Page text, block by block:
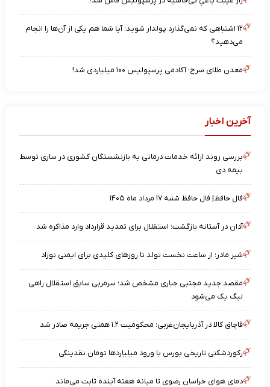
۱۲ اشتباهی که نمی‌گذارد پولدار شوید؛ آیا شما هم یکی از آن‌ها را انجام
می‌دهید؟
معدن طلای سرخ؛ آکادمی پرسپولیس ۱۰۰ میلیاردی شد!
آخرین اخبار
بررسی روند ارائه خدمات درمانی به بازنشستگان کشوری در ساری توسط
بیمه دی
فال حافظ| فال حافظ شنبه ۱۷ مرداد ماه ۱۴۰۵
آدان در آستانه بازگشت؛ استقلال برای تمدید قرارداد وارد مذاکره شد
شیر مادر؛ از ساعت نخست تولد تا روزهای کلیدی برای ایمنی نوزاد
مقصد جدید مجتبی جباری مشخص شد؛ سرمربی سابق استقلال راهی
لیگ یک می‌شود
قاچاق کالا در آذربایجان‌غربی؛ محکومیت ۱.۲ همتی جریمه صادر شد
رکوردشکنی تاریخی بورس با ورود میلیاردها تومان نقدینگی
دمای هوای خراسان رضوی تا میانه هفته آینده ثابت می‌ماند